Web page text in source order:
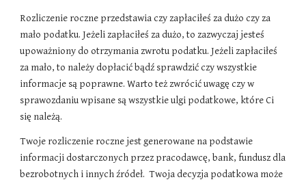
Rozliczenie roczne przedstawia czy zapłaciłeś za dużo czy za
mało podatku. Jeżeli zapłaciłeś za dużo, to zazwyczaj jesteś
upoważniony do otrzymania zwrotu podatku. Jeżeli zapłaciłeś
za mało, to należy dopłacić bądź sprawdzić czy wszystkie
informacje są poprawne. Warto też zwrócić uwagę czy w
sprawozdaniu wpisane są wszystkie ulgi podatkowe, które Ci
się należą.
Twoje rozliczenie roczne jest generowane na podstawie
informacji dostarczonych przez pracodawcę, bank, fundusz dla
bezrobotnych i innych źródeł. Twoja decyzja podatkowa może